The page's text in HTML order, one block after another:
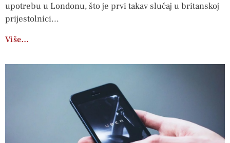
upotrebu u Londonu, što je prvi takav slučaj u britanskoj
prijestolnici
Više…